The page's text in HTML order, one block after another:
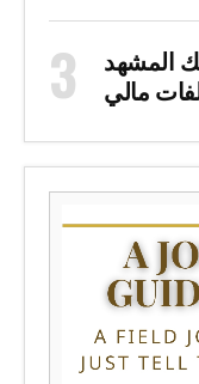
المشهد
مالي